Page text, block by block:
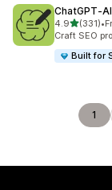
4.95つ星中
(331)
合計レビュー
•
Craft SEO
Built for
1